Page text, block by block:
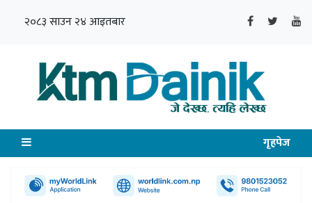
२०८३ साउन २४ आइतबार
गृहपेज